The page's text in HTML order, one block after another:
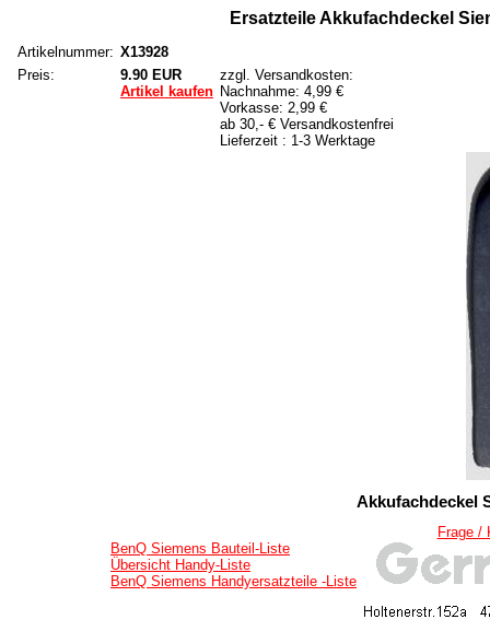
Ersatzteile Akkufachdeckel
Artikelnummer: X13928
Preis:
9.90 EUR
Artikel kaufen
zzgl. Versandkosten:
Nachnahme: 4,99 €
Vorkasse: 2,99 €
ab 30,- € Versandkostenfrei
Lieferzeit : 1-3 Werktage
Akkufachdeckel
Frage /
BenQ Siemens Bauteil-Liste
Übersicht Handy-Liste
BenQ Siemens Handyersatzteile -Liste